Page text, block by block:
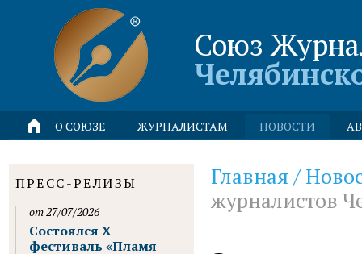
Союз
О СОЮЗЕ ЖУРНАЛИСТАМ НОВОСТИ
Главная /
журналистов
ПРЕСС-РЕЛИЗЫ
от 27/07/2026
Состоялся X
фестиваль «Пламя